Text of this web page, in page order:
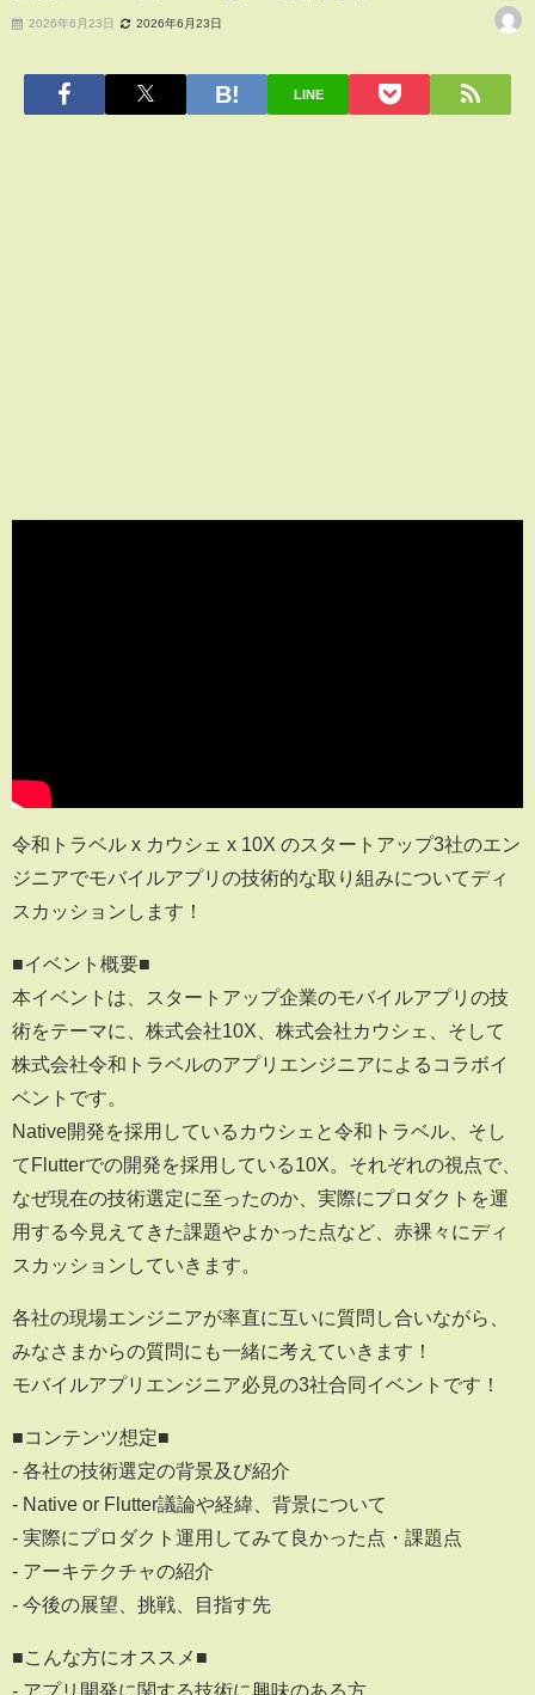
2026年6月23日 2026年6月23日
LINE
令和トラベル x カウシェ x 10X のスタートアップ3社のエン
ジニアでモバイルアプリの技術的な取り組みについてディ
スカッションします！
■イベント概要■
本イベントは、スタートアップ企業のモバイルアプリの技
術をテーマに、株式会社10X、株式会社カウシェ、そして
株式会社令和トラベルのアプリエンジニアによるコラボイ
ベントです。
Native開発を採用しているカウシェと令和トラベル、そし
てFlutterでの開発を採用している10X。それぞれの視点で、
なぜ現在の技術選定に至ったのか、実際にプロダクトを運
用する今見えてきた課題やよかった点など、赤裸々にディ
スカッションしていきます。
各社の現場エンジニアが率直に互いに質問し合いながら、
みなさまからの質問にも一緒に考えていきます！
モバイルアプリエンジニア必見の3社合同イベントです！
■コンテンツ想定■
- 各社の技術選定の背景及び紹介
- Native or Flutter議論や経緯、背景について
- 実際にプロダクト運用してみて良かった点・課題点
- アーキテクチャの紹介
- 今後の展望、挑戦、目指す先
■こんな方にオススメ■
- アプリ開発に関する技術に興味のある方